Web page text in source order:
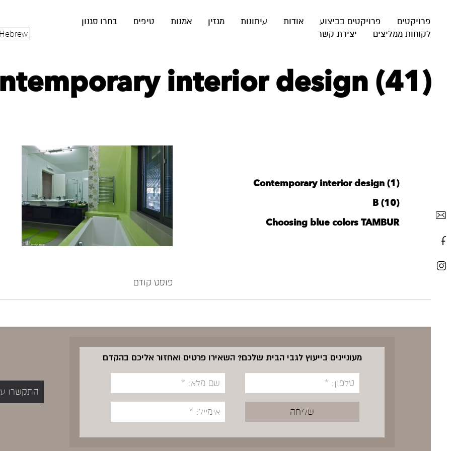
פרויקטים פרויקטים בביצוע אודות עיתונות מגזין אמנות טיפים
בחרו סגנון
לקוחות ממליצים
יצירת קשר
interior design (41)
Contemporary interior design (1)
B (10)
Choosing blue colors TAMBUR
פוסט קודם
מעוניינים בייעוץ לגבי הבית שלכם? השאירו פרטים ואחזור אליכם בהקדם
התקשרו עכשיו